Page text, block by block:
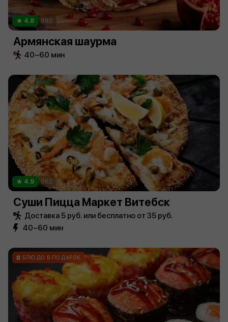
4.8 883
Армянская шаурма
40−60 мин
4.9 662
Суши Пицца Маркет Витебск
Доставка 5 руб. или бесплатно от 35 руб.
40−60 мин
БЛЮДО В ПОДАРОК